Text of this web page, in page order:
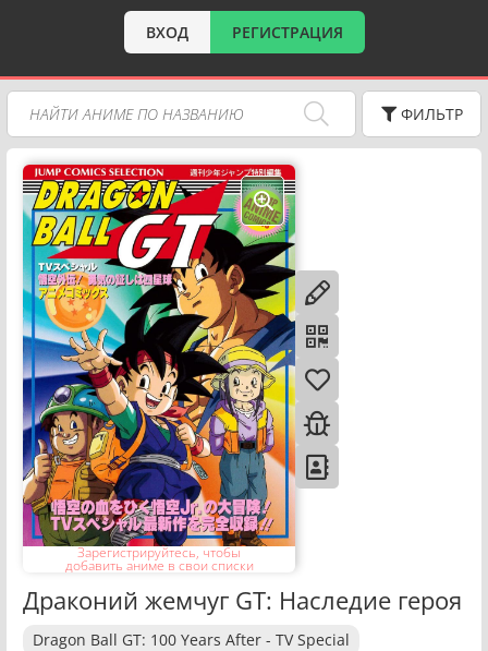
ВХОД РЕГИСТРАЦИЯ
ФИЛЬТР
Зарегистрируйтесь, чтобы
добавить аниме в свои списки
Драконий жемчуг GT: Наследие героя
Dragon Ball GT: 100 Years After - TV Special